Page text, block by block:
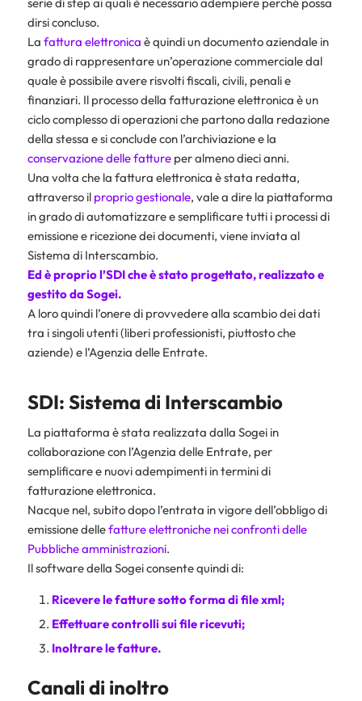
dirsi concluso.
La fattura elettronica è quindi un documento aziendale in
grado di rappresentare un’operazione commerciale dal
quale è possibile avere risvolti fiscali, civili, penali e
finanziari. Il processo della fatturazione elettronica è un
ciclo complesso di operazioni che partono dalla redazione
della stessa e si conclude con l’archiviazione e la
conservazione delle fattureper almeno dieci anni.
Una volta che la fattura elettronica è stata redatta,
attraverso il proprio gestionale, vale a dire la piattaforma
in grado di automatizzare e semplificare tutti i processi di
emissione e ricezione dei documenti, viene inviata al
Sistema di Interscambio.
Ed è proprio l’SDI che è stato progettato, realizzato e
gestito da Sogei.
A loro quindi l’onere di provvedere alla scambio dei dati
tra i singoli utenti (liberi professionisti, piuttosto che
aziende) e l’Agenzia delle Entrate.
SDI: Sistema di Interscambio
La piattaforma è stata realizzata dalla Sogei in
collaborazione con l’Agenzia delle Entrate, per
semplificare e nuovi adempimenti in termini di
fatturazione elettronica.
Nacque nel, subito dopo l’entrata in vigore dell’obbligo di
emissione dellefatture elettroniche nei confronti delle
Pubbliche amministrazioni.
Il software della Sogei consente quindi di:
Ricevere le fatture sotto forma difile xml;
Effettuare controlli sui file ricevuti;
Inoltrare le fatture.
Canali di inoltro